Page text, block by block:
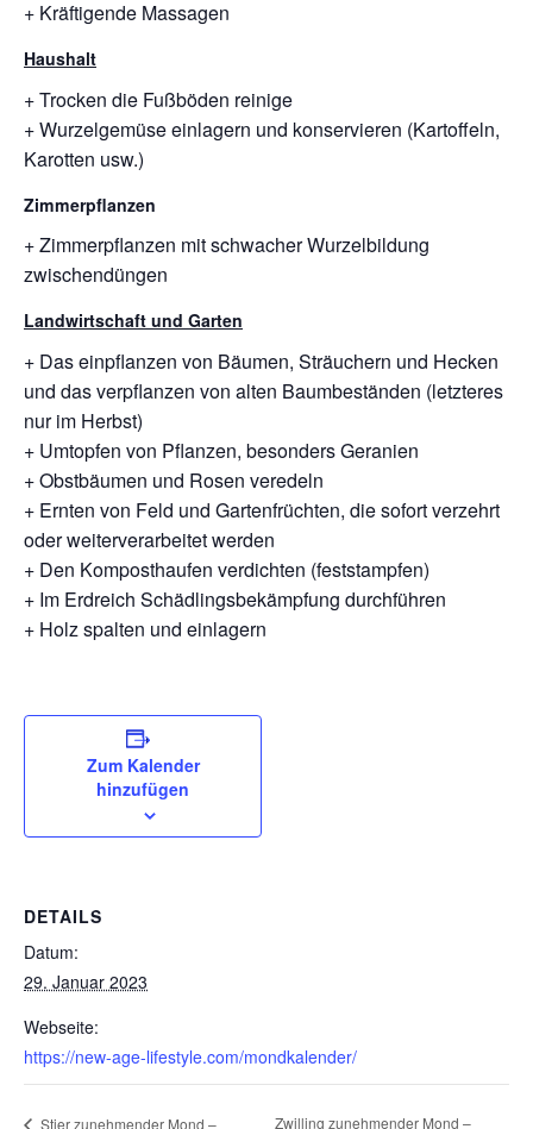
+ Kräftigende Massagen
Haushalt
+ Trocken die Fußböden reinige
+ Wurzelgemüse einlagern und konservieren (Kartoffeln,
Karotten usw.)
Zimmerpflanzen
+ Zimmerpflanzen mit schwacher Wurzelbildung
zwischendüngen
Landwirtschaft und Garten
+ Das einpflanzen von Bäumen, Sträuchern und Hecken
und das verpflanzen von alten Baumbeständen (letzteres
nur im Herbst)
+ Umtopfen von Pflanzen, besonders Geranien
+ Obstbäumen und Rosen veredeln
+ Ernten von Feld und Gartenfrüchten, die sofort verzehrt
oder weiterverarbeitet werden
+ Den Komposthaufen verdichten (feststampfen)
+ Im Erdreich Schädlingsbekämpfung durchführen
+ Holz spalten und einlagern
Zum Kalender
hinzufügen
DETAILS
Datum:
29. Januar 2023
Webseite:
https://new-age-lifestyle.com/mondkalender/
Stier zunehmender Mond – Zwilling zunehmender Mond –